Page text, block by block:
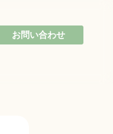
お問い合わせ